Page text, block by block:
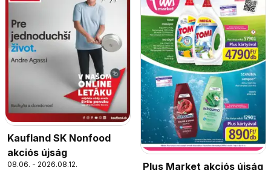
Kaufland SK Nonfood
akciós újság
08.06. - 2026.08.12.
Plus Market akciós újság